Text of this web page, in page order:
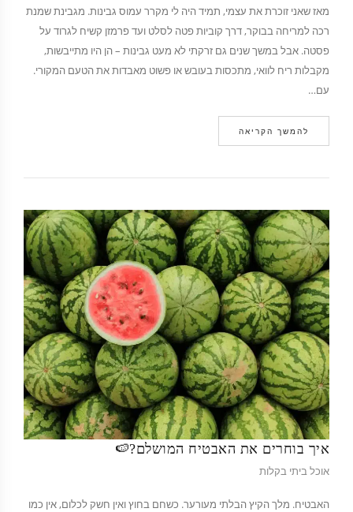
מאז שאני זוכרת את עצמי, תמיד היה לי מקרר עמוס גבינות. מגבינת שמנת
רכה למריחה בבוקר, דרך קוביות פטה לסלט ועד פרמזן קשיח לגרוד על
פסטה. אבל במשך שנים גם זרקתי לא מעט גבינות – הן היו מתייבשות,
מקבלות ריח לוואי, מתכסות בעובש או פשוט מאבדות את הטעם המקורי.
עם…
להמשך הקריאה
איך בוחרים את האבטיח המושלם?🍉
אוכל ביתי בקלות
האבטיח. מלך הקיץ הבלתי מעורער. כשחם בחוץ ואין חשק לכלום, אין כמו